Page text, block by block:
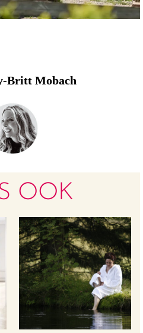
Britt Mobach
OOK